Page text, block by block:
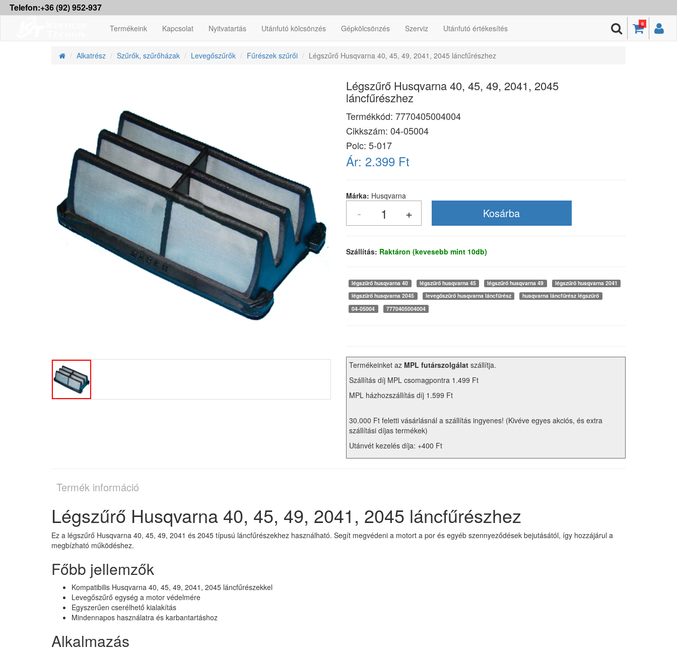
Telefon:+36 (92) 952-937
0
Termékeink Kapcsolat Nyitvatartás Utánfutó kölcsönzés Gépkölcsönzés Szerviz Utánfutó értékesítés
Alkatrész Szűrők, szűrőházak Levegőszűrők Fűrészek szűrői Légszűrő Husqvarna 40, 45, 49, 2041, 2045 láncfűrészhez
Légszűrő Husqvarna 40, 45, 49, 2041, 2045
láncfűrészhez
Termékkód: 7770405004004
Cikkszám: 04-05004
Polc: 5-017
Ár: 2.399 Ft
Márka: Husqvarna
Szállítás: Raktáron (kevesebb mint 10db)
légszűrő husqvarna 40 légszűrő husqvarna 45 légszűrő husqvarna 49
légszűrő husqvarna 2041
légszűrő husqvarna 2045
levegőszűrő husqvarna láncfűrész
husqvarna láncfűrész légszűrő
04-05004
7770405004004
Termékeinket az MPL futárszolgálat szállítja.
Szállítás díj MPL csomagpontra 1.499 Ft
MPL házhozszállítás díj 1.599 Ft
30.000 Ft feletti vásárlásnál a szállítás ingyenes! (Kivéve egyes akciós, és extra
szállítási díjas termékek)
Utánvét kezelés díja: +400 Ft
Termék információ
Légszűrő Husqvarna 40, 45, 49, 2041, 2045 láncfűrészhez
Ez a légszűrő Husqvarna 40, 45, 49, 2041 és 2045 típusú láncfűrészekhez használható. Segít megvédeni a motort a por és egyéb szennyeződések bejutásától, így hozzájárul a
megbízható működéshez.
Főbb jellemzők
Kompatibilis Husqvarna 40, 45, 49, 2041, 2045 láncfűrészekkel
Levegőszűrő egység a motor védelmére
Egyszerűen cserélhető kialakítás
Mindennapos használatra és karbantartáshoz
Alkalmazás